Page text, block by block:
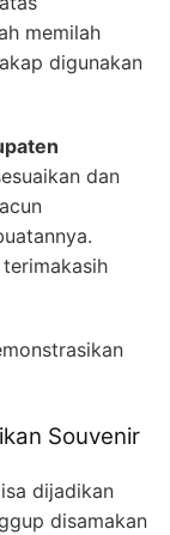
memilah
digunakan
dan
Souvenir
dijadikan
disamakan